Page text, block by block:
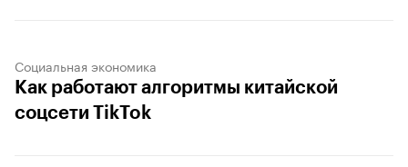
Социальная экономика
Как работают алгоритмы китайской
соцсети TikTok